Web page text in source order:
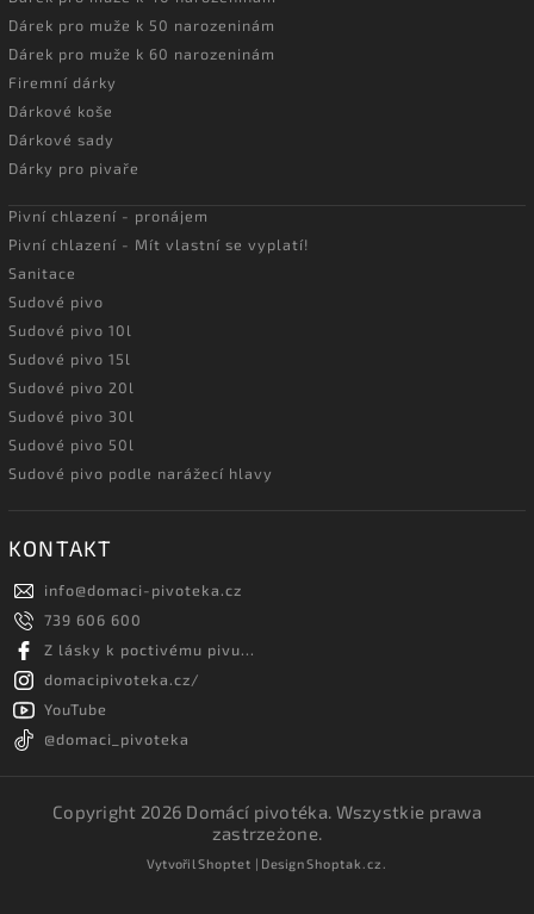
Dárek pro muže k 50 narozeninám
Dárek pro muže k 60 narozeninám
Firemní dárky
Dárkové koše
Dárkové sady
Dárky pro pivaře
Pivní chlazení - pronájem
Pivní chlazení - Mít vlastní se vyplatí!
Sanitace
Sudové pivo
Sudové pivo 10l
Sudové pivo 15l
Sudové pivo 20l
Sudové pivo 30l
Sudové pivo 50l
Sudové pivo podle narážecí hlavy
KONTAKT
info@domaci-pivoteka.cz
739 606 600
Z lásky k poctivému pivu...
domacipivoteka.cz/
YouTube
@domaci_pivoteka
Copyright 2026 Domácí pivotéka. Wszystkie prawa
zastrzeżone.
VytvořilShoptet | DesignShoptak.cz.